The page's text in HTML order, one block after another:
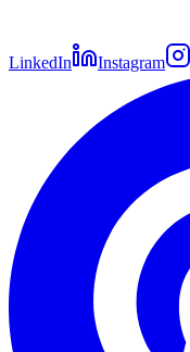
LinkedIn Instagram